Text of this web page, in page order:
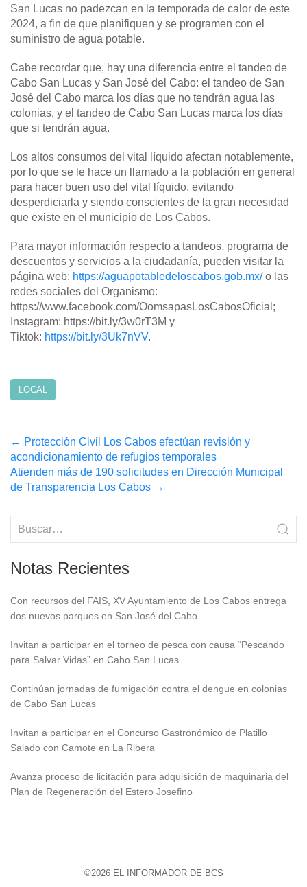
San Lucas no padezcan en la temporada de calor de este
2024, a fin de que planifiquen y se programen con el
suministro de agua potable.
Cabe recordar que, hay una diferencia entre el tandeo de
Cabo San Lucas y San José del Cabo: el tandeo de San
José del Cabo marca los días que no tendrán agua las
colonias, y el tandeo de Cabo San Lucas marca los días
que si tendrán agua.
Los altos consumos del vital líquido afectan notablemente,
por lo que se le hace un llamado a la población en general
para hacer buen uso del vital líquido, evitando
desperdiciarla y siendo conscientes de la gran necesidad
que existe en el municipio de Los Cabos.
Para mayor información respecto a tandeos, programa de
descuentos y servicios a la ciudadanía, pueden visitar la
página web: https://aguapotabledeloscabos.gob.mx/o las
redes sociales del Organismo:
https://www.facebook.com/OomsapasLosCabosOficial;
Instagram: https://bit.ly/3w0rT3M y
Tiktok: https://bit.ly/3Uk7nVV.
LOCAL
Post
navigation
← Protección Civil Los Cabos efectúan revisión y
acondicionamiento de refugios temporales
Atienden más de 190 solicitudes en Dirección Municipal
de Transparencia Los Cabos →
Notas Recientes
Con recursos del FAIS, XV Ayuntamiento de Los Cabos entrega
dos nuevos parques en San José del Cabo
Invitan a participar en el torneo de pesca con causa “Pescando
para Salvar Vidas” en Cabo San Lucas
Continúan jornadas de fumigación contra el dengue en colonias
de Cabo San Lucas
Invitan a participar en el Concurso Gastronómico de Platillo
Salado con Camote en La Ribera
Avanza proceso de licitación para adquisición de maquinaria del
Plan de Regeneración del Estero Josefino
©2026 EL INFORMADOR DE BCS